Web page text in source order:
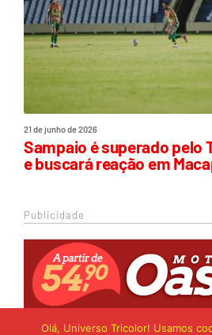
21 de junho de 2026
Sampaio é superado pelo
e buscará reação em
Publicidade
Olá, Universo Tricolor! Usamos